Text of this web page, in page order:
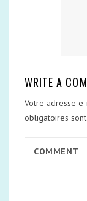
WRITE A
Votre adresse
obligatoires